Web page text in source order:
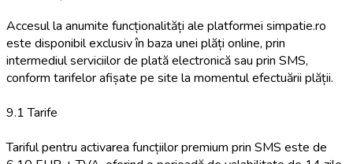
Accesul la anumite funcționalități ale platformei simpatie.ro
este disponibil exclusiv în baza unei plăți online, prin
intermediul serviciilor de plată electronică sau prin SMS,
conform tarifelor afișate pe site la momentul efectuării plății.
9.1 Tarife
Tariful pentru activarea funcțiilor premium prin SMS este de